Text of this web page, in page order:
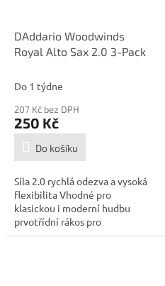
DAddario Woodwinds
Royal Alto Sax 2.0 3-Pack
Do 1 týdne
207 Kč bez DPH
250 Kč
Do košíku
Síla 2.0 rychlá odezva a vysoká
flexibilita Vhodné pro
klasickou i moderní hudbu
prvotřídní rákos pro
rovnoměrnou...